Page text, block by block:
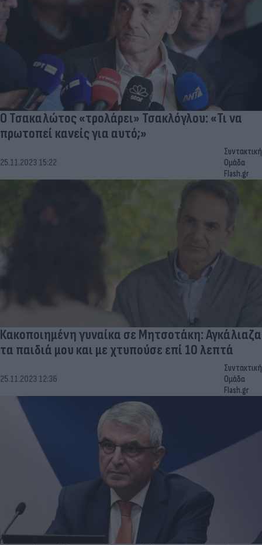
Ο Τσακαλώτος «τρολάρει» Τσακλόγλου: «Τι να
πρωτοπεί κανείς για αυτό;»
25.11.2023 15:22
Συντακτική
Ομάδα
Flash.gr
Κακοποιημένη γυναίκα σε Μητσοτάκη: Αγκάλιαζα
τα παιδιά μου και με χτυπούσε επί 10 λεπτά
25.11.2023 12:36
Συντακτική
Ομάδα
Flash.gr